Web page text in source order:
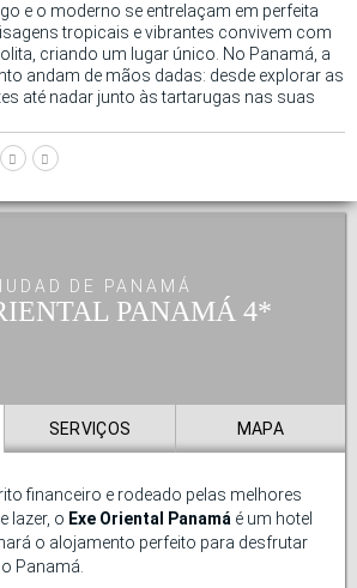
e o moderno se entrelaçam em perfeita
tropicais e vibrantes convivem com
criando um lugar único. No Panamá, a
andam de mãos dadas: desde explorar as
até nadar junto às tartarugas nas suas
cultura através de aldeias autóctones e do
DE PANAMÁ
PANAMÁ
SERVIÇOS MAPA
financeiro e rodeado pelas melhores
lazer, o Exe Oriental Panamá é um hotel
o alojamento perfeito para desfrutar
Panamá.